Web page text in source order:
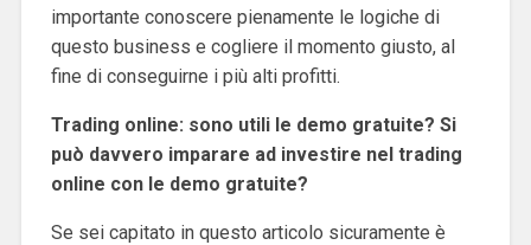
importante conoscere pienamente le logiche di
questo business e cogliere il momento giusto, al
fine di conseguirne i più alti profitti.
Trading online: sono utili le demo gratuite? Si
può davvero imparare ad investire nel trading
online con le demo gratuite?
Se sei capitato in questo articolo sicuramente è